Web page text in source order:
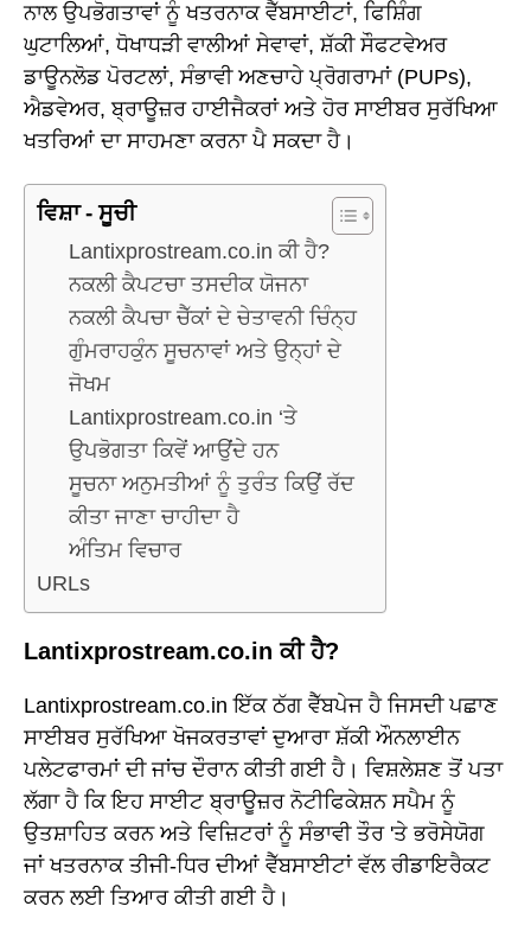
ਨਾਲ ਉਪਭੋਗਤਾਵਾਂ ਨੂੰ ਖਤਰਨਾਕ ਵੈੱਬਸਾਈਟਾਂ, ਫਿਸ਼ਿੰਗ
ਘੁਟਾਲਿਆਂ, ਧੋਖਾਧੜੀ ਵਾਲੀਆਂ ਸੇਵਾਵਾਂ, ਸ਼ੱਕੀ ਸੌਫਟਵੇਅਰ
ਡਾਊਨਲੋਡ ਪੋਰਟਲਾਂ, ਸੰਭਾਵੀ ਅਣਚਾਹੇ ਪ੍ਰੋਗਰਾਮਾਂ (PUPs),
ਐਡਵੇਅਰ, ਬ੍ਰਾਊਜ਼ਰ ਹਾਈਜੈਕਰਾਂ ਅਤੇ ਹੋਰ ਸਾਈਬਰ ਸੁਰੱਖਿਆ
ਖਤਰਿਆਂ ਦਾ ਸਾਹਮਣਾ ਕਰਨਾ ਪੈ ਸਕਦਾ ਹੈ।
ਵਿਸ਼ਾ - ਸੂਚੀ
Lantixprostream.co.in ਕੀ ਹੈ?
ਨਕਲੀ ਕੈਪਟਚਾ ਤਸਦੀਕ ਯੋਜਨਾ
ਨਕਲੀ ਕੈਪਚਾ ਚੈੱਕਾਂ ਦੇ ਚੇਤਾਵਨੀ ਚਿੰਨ੍ਹ
ਗੁੰਮਰਾਹਕੁੰਨ ਸੂਚਨਾਵਾਂ ਅਤੇ ਉਨ੍ਹਾਂ ਦੇ
ਜੋਖਮ
Lantixprostream.co.in ‘ਤੇ
ਉਪਭੋਗਤਾ ਕਿਵੇਂ ਆਉਂਦੇ ਹਨ
ਸੂਚਨਾ ਅਨੁਮਤੀਆਂ ਨੂੰ ਤੁਰੰਤ ਕਿਉਂ ਰੱਦ
ਕੀਤਾ ਜਾਣਾ ਚਾਹੀਦਾ ਹੈ
ਅੰਤਿਮ ਵਿਚਾਰ
URLs
Lantixprostream.co.in ਕੀ ਹੈ?
Lantixprostream.co.in ਇੱਕ ਠੱਗ ਵੈੱਬਪੇਜ ਹੈ ਜਿਸਦੀ ਪਛਾਣ
ਸਾਈਬਰ ਸੁਰੱਖਿਆ ਖੋਜਕਰਤਾਵਾਂ ਦੁਆਰਾ ਸ਼ੱਕੀ ਔਨਲਾਈਨ
ਪਲੇਟਫਾਰਮਾਂ ਦੀ ਜਾਂਚ ਦੌਰਾਨ ਕੀਤੀ ਗਈ ਹੈ। ਵਿਸ਼ਲੇਸ਼ਣ ਤੋਂ ਪਤਾ
ਲੱਗਾ ਹੈ ਕਿ ਇਹ ਸਾਈਟ ਬ੍ਰਾਊਜ਼ਰ ਨੋਟੀਫਿਕੇਸ਼ਨ ਸਪੈਮ ਨੂੰ
ਉਤਸ਼ਾਹਿਤ ਕਰਨ ਅਤੇ ਵਿਜ਼ਿਟਰਾਂ ਨੂੰ ਸੰਭਾਵੀ ਤੌਰ 'ਤੇ ਭਰੋਸੇਯੋਗ
ਜਾਂ ਖਤਰਨਾਕ ਤੀਜੀ-ਧਿਰ ਦੀਆਂ ਵੈੱਬਸਾਈਟਾਂ ਵੱਲ ਰੀਡਾਇਰੈਕਟ
ਕਰਨ ਲਈ ਤਿਆਰ ਕੀਤੀ ਗਈ ਹੈ।